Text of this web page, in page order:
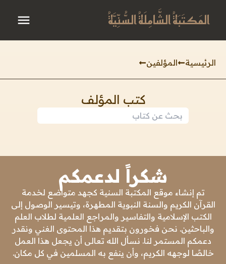
المَكتَبَةُ الشَّامِلَةُ السُّنِّيَّةُ
الرئيسية المؤلفين
كتب المؤلف
شكراً لدعمكم
تم إنشاء موقع المكتبة السنية كجهد متواضع لخدمة
القرآن الكريم والسنة النبوية المطهرة، وتيسير الوصول إلى
الكتب الإسلامية والتفاسير والمراجع العلمية لطلاب العلم
والباحثين. نحن فخورون بتقديم هذا المحتوى الغني ونقدر
دعمكم المستمر لنا. نسأل الله تعالى أن يجعل هذا العمل
خالصًا لوجهه الكريم، وأن ينفع به المسلمين في كل مكان.